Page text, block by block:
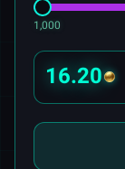
1,000
16.20